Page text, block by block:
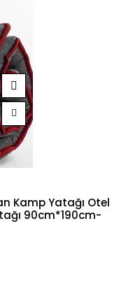
Kamp Yatağı Otel
90cm*190cm-